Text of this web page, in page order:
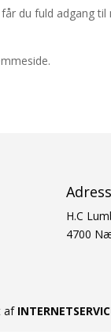
du fuld adgang
H.C
4700
af